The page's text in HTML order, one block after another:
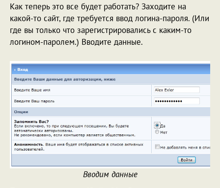
Как теперь это все будет работать? Заходите на
какой-то сайт, где требуется ввод логина-пароля. (Или
где вы только что зарегистрировались с каким-то
логином-паролем.) Вводите данные.
Вводим данные